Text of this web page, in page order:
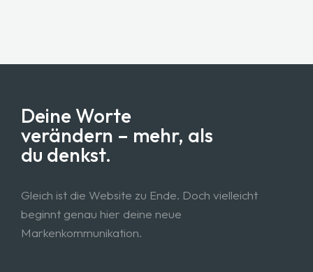
Deine Worte
verändern – mehr, als
du denkst.
Gleich ist die Website zu Ende. Doch vielleicht
beginnt genau hier deine neue
Markenkommunikation.